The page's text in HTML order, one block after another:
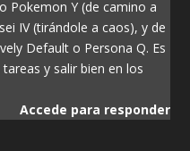
Pokemon Y (de camino a
IV (tirándole a caos), y de
Default o Persona Q. Es
y salir bien en los
Accede para responder